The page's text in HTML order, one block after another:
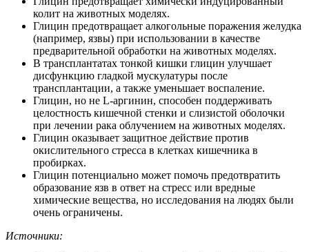
колит на животных моделях.
Глицин предотвращает алкогольные поражения желудка
(например, язвы) при использовании в качестве
предварительной обработки на животных моделях.
В трансплантатах тонкой кишки глицин улучшает
дисфункцию гладкой мускулатуры после
трансплантации, а также уменьшает воспаление.
Глицин, но не L-аргинин, способен поддерживать
целостность кишечной стенки и слизистой оболочки
при лечении рака облучением на животных моделях.
Глицин оказывает защитное действие против
окислительного стресса в клетках кишечника в
пробирках.
Глицин потенциально может помочь предотвратить
образование язв в ответ на стресс или вредные
химические вещества, но исследования на людях были
очень ограничены.
Источники: